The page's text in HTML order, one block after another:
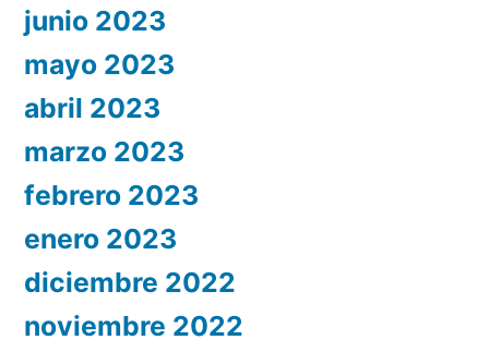
junio 2023
mayo 2023
abril 2023
marzo 2023
febrero 2023
enero 2023
diciembre 2022
noviembre 2022